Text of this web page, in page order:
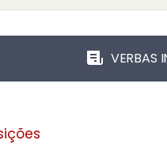
VERBAS